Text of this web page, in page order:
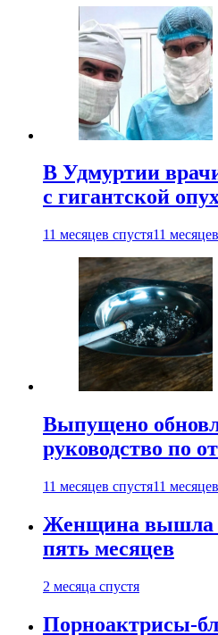
В Удмуртии
с гигантской
11 месяцев спустя11
Выпущено
руководство по
11 месяцев спустя11
Женщина вышла
пять месяцев
2 месяца спустя
Порноактрисы-